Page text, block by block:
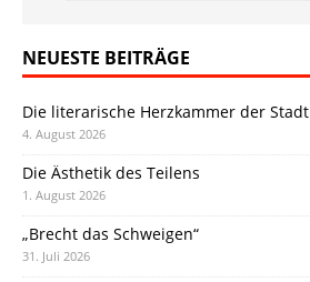
NEUESTE BEITRÄGE
Die literarische Herzkammer der Stadt
4. August 2026
Die Ästhetik des Teilens
1. August 2026
„Brecht das Schweigen“
31. Juli 2026